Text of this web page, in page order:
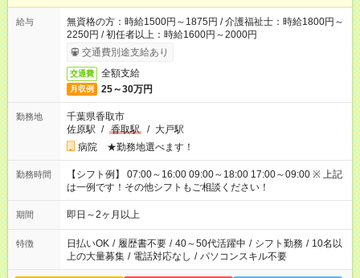
給与
無資格の方：時給1500円～1875円 / 介護福祉士：時給1800円～
2250円 / 初任者以上：時給1600円～2000円
交通費別途支給あり
交通費 全額支給
月収例 25～30万円
勤務地
千葉県香取市
佐原駅 / 香取駅 / 大戸駅
病院 ★勤務地選べます！
勤務時間
【シフト例】 07:00～16:00 09:00～18:00 17:00～09:00 ※ 上記
は一例です！その他シフトもご相談ください！
期間 即日～2ヶ月以上
特徴 日払いOK / 履歴書不要 / 40～50代活躍中 / シフト勤務 / 10名以
上の大量募集 / 電話対応なし / パソコンスキル不要